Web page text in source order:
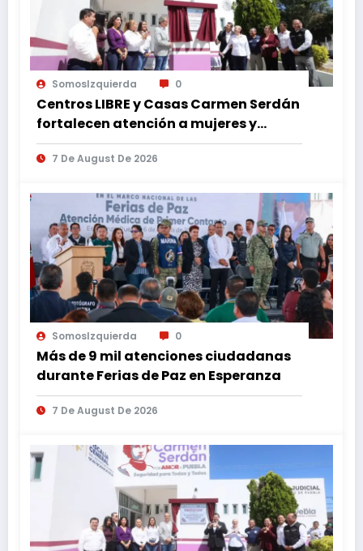
SomosIzquierda 0
Centros LIBRE y Casas Carmen Serdán
fortalecen atención a mujeres y
reducen feminicidio en Puebla
7 De August De 2026
SomosIzquierda 0
Más de 9 mil atenciones ciudadanas
durante Ferias de Paz en Esperanza
7 De August De 2026